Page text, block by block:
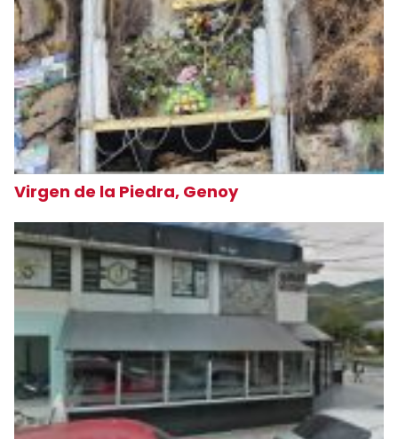
Virgen de la Piedra, Genoy